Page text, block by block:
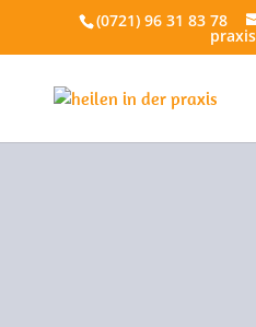
(0721) 96 31 83 78